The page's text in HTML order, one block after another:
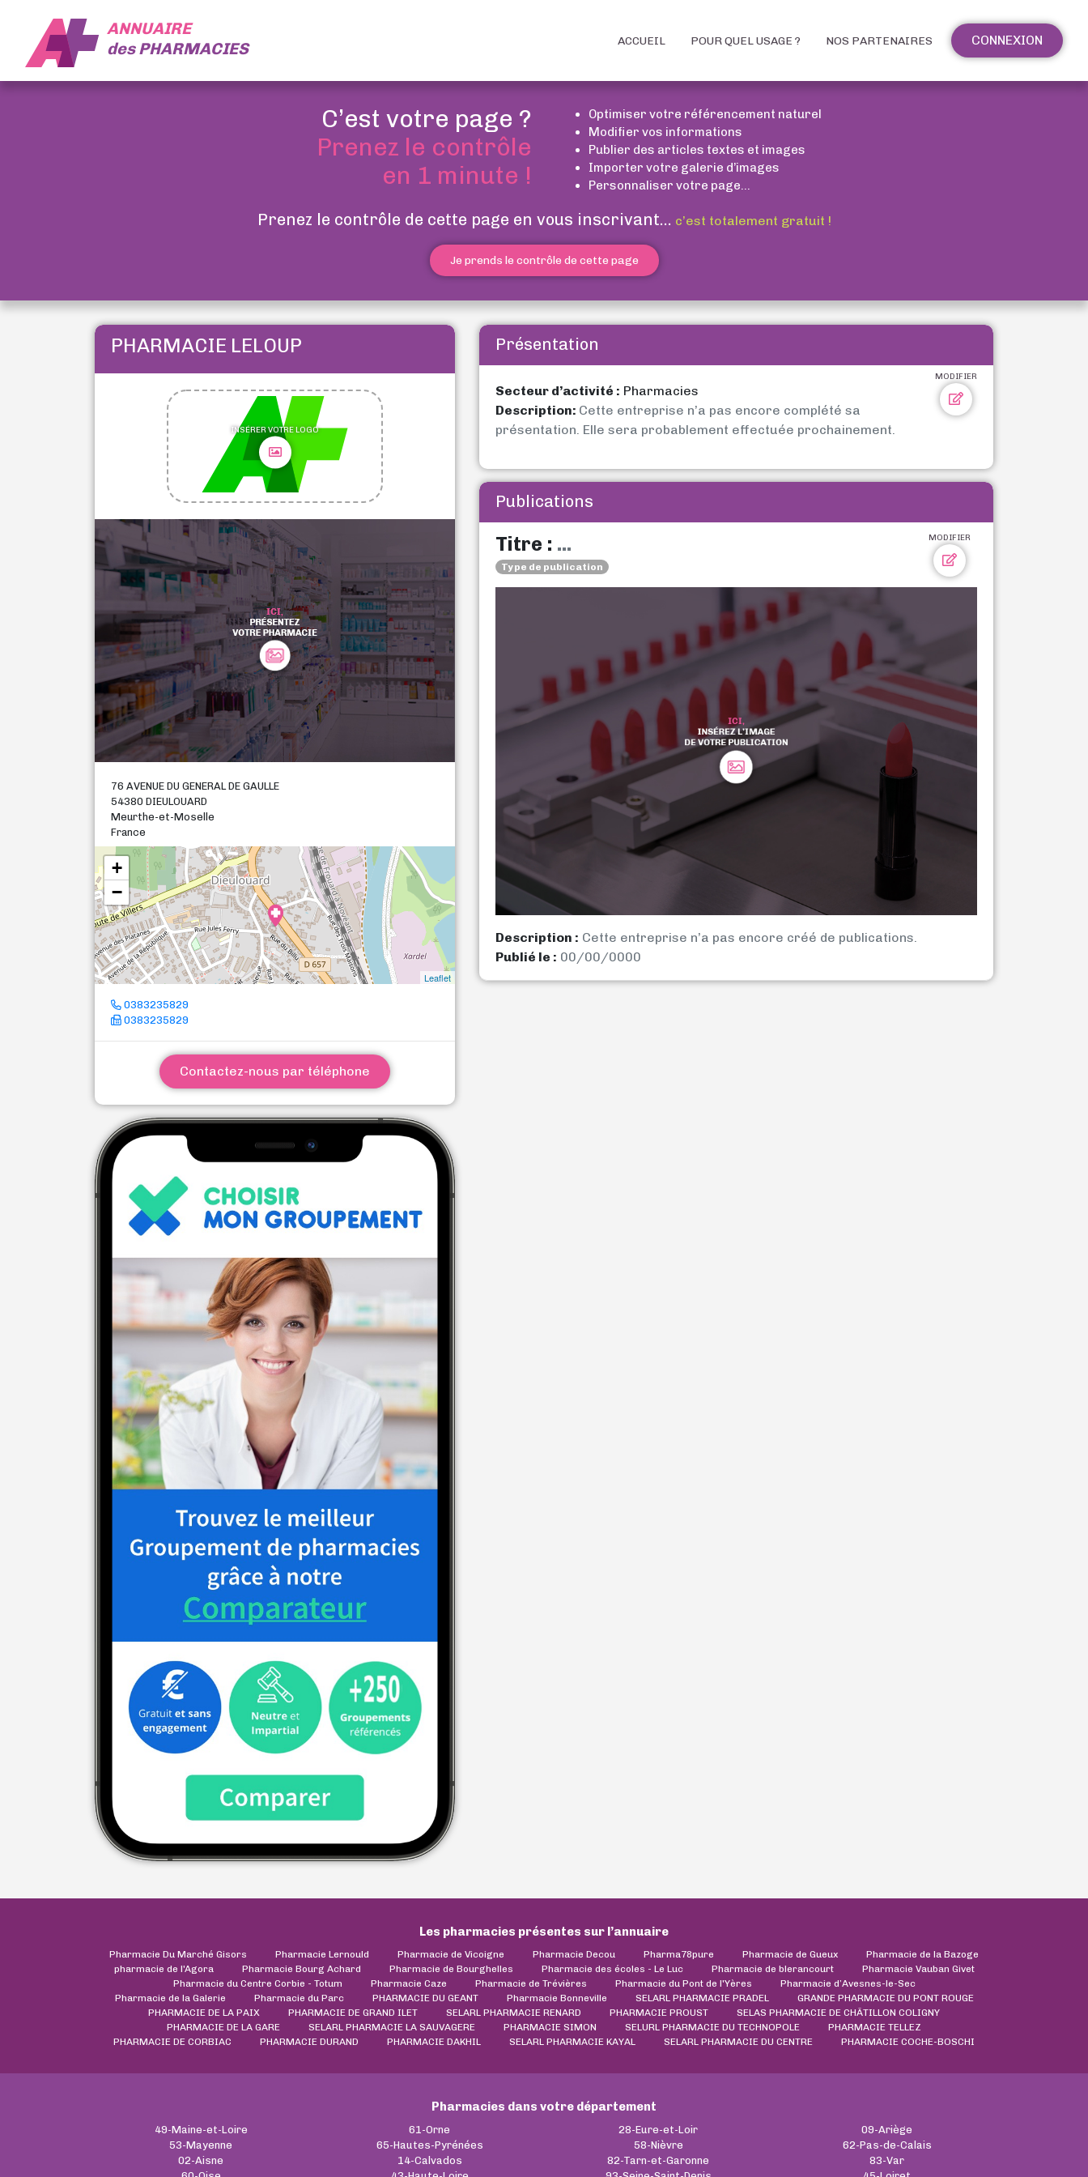
ANNUAIRE
desPHARMACIES ACCUEIL POUR QUEL USAGE ? NOS PARTENAIRES CONNEXION
C’est votre page ?
Prenez le contrôle
en 1 minute !
Optimiser votre référencement naturel
Modifier vos informations
Publier des articles textes et images
Importer votre galerie d’images
Personnaliser votre page...
Prenez le contrôle de cette page en vous inscrivant... c’est totalement gratuit !
Je prends le contrôle de cette page
PHARMACIE LELOUP
INSÉRER VOTRE LOGO
76 AVENUE DU GENERAL DE GAULLE
54380 DIEULOUARD
Meurthe-et-Moselle
France
+
−
Leaflet
0383235829
0383235829
Contactez-nous par téléphone
Présentation
MODIFIER
Secteur d’activité : Pharmacies
Description: Cette entreprise n’a pas encore complété sa
présentation. Elle sera probablement effectuée prochainement.
Publications
MODIFIER
Titre : ...
Type de publication
Description : Cette entreprise n’a pas encore créé de publications.
Publié le : 00/00/0000
Les pharmacies présentes sur l’annuaire
Pharmacie Du Marché Gisors Pharmacie Lernould Pharmacie de Vicoigne Pharmacie Decou Pharma78pure Pharmacie de Gueux
Pharmacie de la Bazoge
pharmacie de l'Agora
Pharmacie Bourg Achard Pharmacie de Bourghelles Pharmacie des écoles - Le Luc Pharmacie de blerancourt
Pharmacie Vauban Givet
Pharmacie du Centre Corbie - Totum
Pharmacie Caze Pharmacie de Trévières Pharmacie du Pont de l'Yères
Pharmacie d’Avesnes-le-Sec
Pharmacie de la Galerie
Pharmacie du Parc PHARMACIE DU GEANT Pharmacie Bonneville SELARL PHARMACIE PRADEL
GRANDE PHARMACIE DU PONT ROUGE
PHARMACIE DE LA PAIX
PHARMACIE DE GRAND ILET SELARL PHARMACIE RENARD PHARMACIE PROUST
SELAS PHARMACIE DE CHÂTILLON COLIGNY
PHARMACIE DE LA GARE
SELARL PHARMACIE LA SAUVAGERE PHARMACIE SIMON SELURL PHARMACIE DU TECHNOPOLE
PHARMACIE TELLEZ
PHARMACIE DE CORBIAC
PHARMACIE DURAND PHARMACIE DAKHIL SELARL PHARMACIE KAYAL SELARL PHARMACIE DU CENTRE PHARMACIE COCHE-BOSCHI
Pharmacies dans votre département
49-Maine-et-Loire
53-Mayenne
02-Aisne
61-Orne
65-Hautes-Pyrénées
14-Calvados
28-Eure-et-Loir
58-Nièvre
82-Tarn-et-Garonne
09-Ariège
62-Pas-de-Calais
83-Var